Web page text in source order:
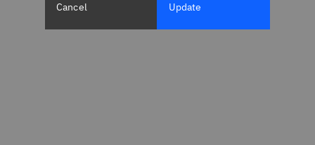
Cancel Update